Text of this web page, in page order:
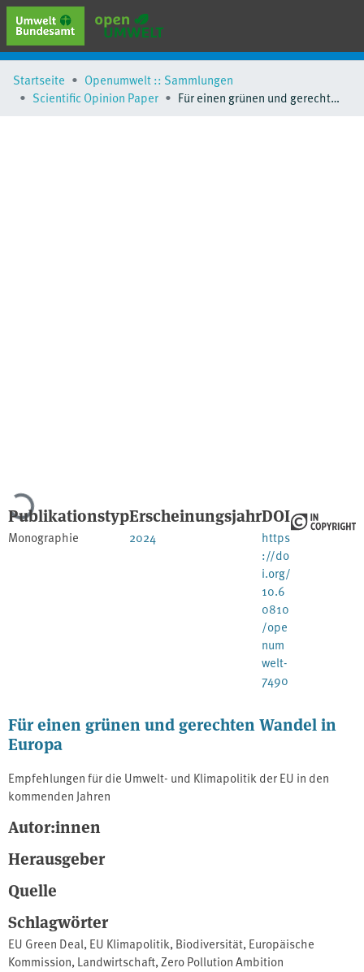
erweiterte Suche
Browse
Startseite
Openumwelt :: Sammlungen
Scientific Opinion Paper
Für einen grünen und gerechten Wandel in Europa
Lade...
Publikationstyp
Monographie
Erscheinungsjahr
2024
DOI
https
://do
i.org/
10.6
0810
/ope
num
welt-
7490
Für einen grünen und gerechten Wandel in
Europa
Empfehlungen für die Umwelt- und Klimapolitik der EU in den
kommenden Jahren
Autor:innen
Herausgeber
Quelle
Schlagwörter
EU Green Deal,EU Klimapolitik,Biodiversität,Europäische
Kommission,Landwirtschaft,Zero Pollution Ambition